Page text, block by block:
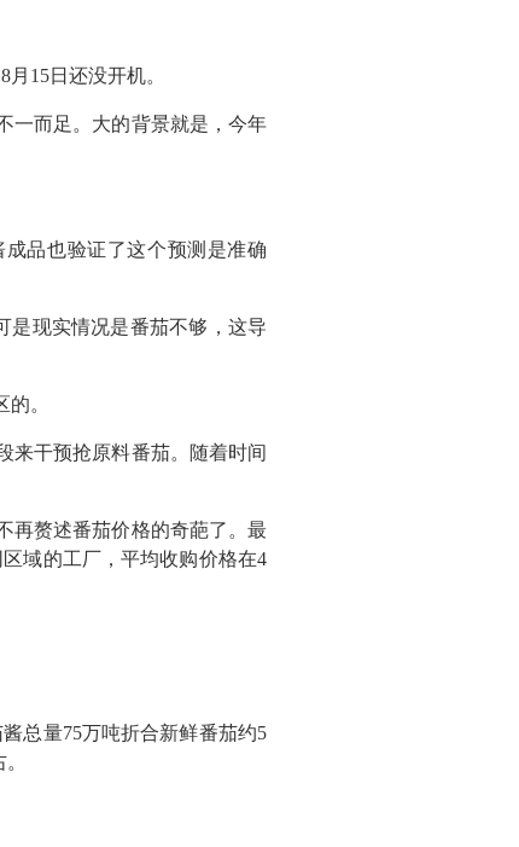
15日还没开机。
一而足。大的背景就是，今年
品也验证了这个预测是准确
是现实情况是番茄不够，这导
。
来干预抢原料番茄。随着时间
再赘述番茄价格的奇葩了。最
域的工厂，平均收购价格在4
总量75万吨折合新鲜番茄约5